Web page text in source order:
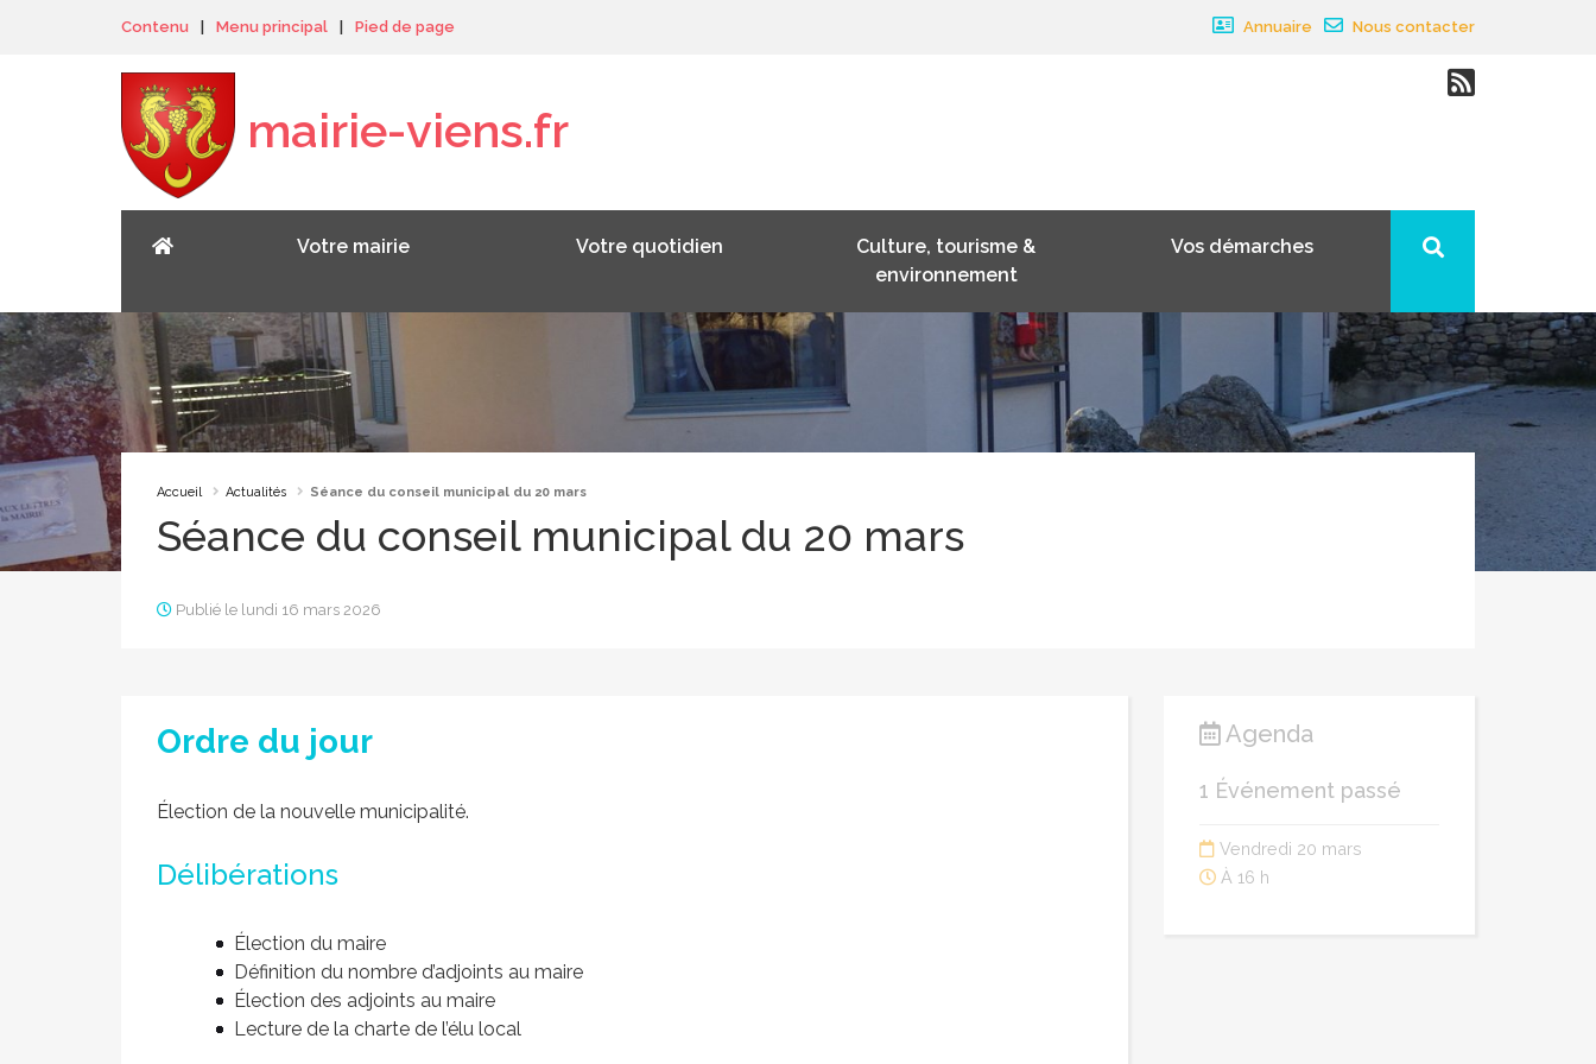
Contenu Menu principal Pied de page Annuaire Nous contacter
mairie-viens.fr
Votre mairie Votre quotidien
Culture, tourisme &
environnement
Vos démarches
×
Accueil Actualités Séance du conseil municipal du 20 mars
Séance du conseil municipal du 20 mars
Publié le lundi 16 mars 2026
Ordre du jour
Élection de la nouvelle municipalité.
Délibérations
Élection du maire
Définition du nombre d’adjoints au maire
Élection des adjoints au maire
Lecture de la charte de l’élu local
Agenda
1 Événement passé
Vendredi 20 mars
À 16 h